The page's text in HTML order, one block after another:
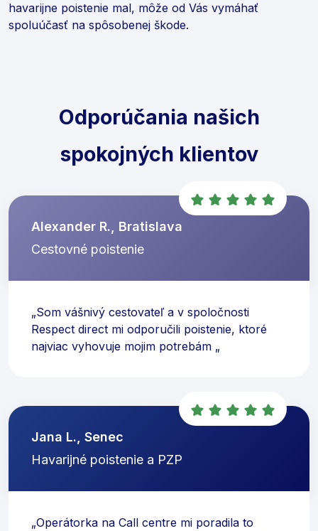
havarijne poistenie mal, môže od Vás vymáhať
spoluúčasť na spôsobenej škode.
Alexander R., Bratislava
Cestovné poistenie
„Som vášnivý cestovateľ a v spoločnosti
Respect direct mi odporučili poistenie, ktoré
najviac vyhovuje mojim potrebám „
Odporúčania našich
spokojných klientov
Jana L., Senec
Havarijné poistenie a PZP
„Operátorka na Call centre mi poradila to